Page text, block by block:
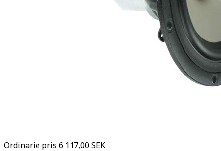
Ordinarie pris 6 117,00 SEK